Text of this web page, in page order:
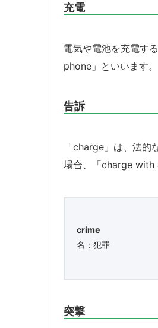
充電
電気や電池を充電す
phone」といいます。
告訴
「charge」は、法的
場合、「charge with
crime
名：犯罪
突撃